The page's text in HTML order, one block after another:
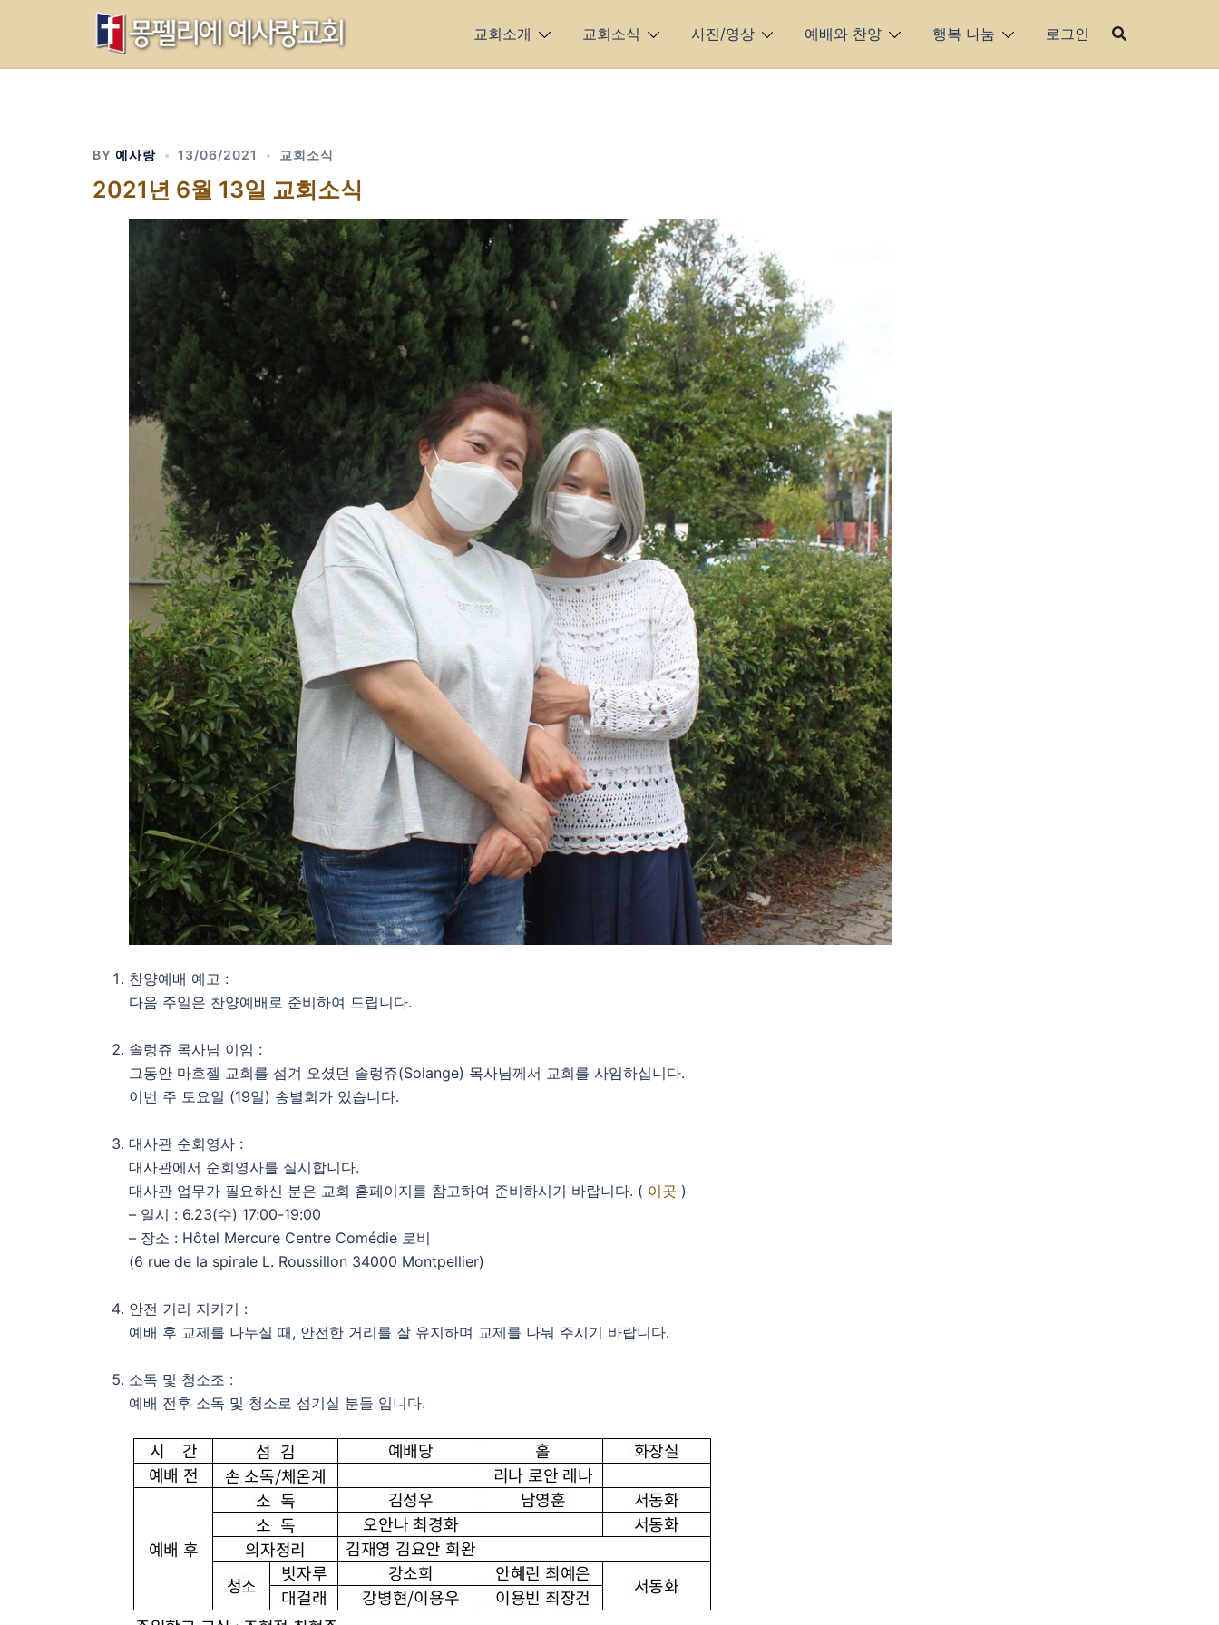
교회소개 교회소식 사진/영상 예배와 찬양 행복 나눔 로그인
BY 예사랑 13/06/2021 교회소식
2021년 6월 13일 교회소식
찬양예배 예고 :
다음 주일은 찬양예배로 준비하여 드립니다.
솔렁쥬 목사님 이임 :
그동안 마흐젤 교회를 섬겨 오셨던 솔렁쥬(Solange) 목사님께서 교회를 사임하십니다.
이번 주 토요일 (19일) 송별회가 있습니다.
대사관 순회영사 :
대사관에서 순회영사를 실시합니다.
대사관 업무가 필요하신 분은 교회 홈페이지를 참고하여 준비하시기 바랍니다. ( 이곳 )
– 일시 : 6.23(수) 17:00-19:00
– 장소 : Hôtel Mercure Centre Comédie 로비
(6 rue de la spirale L. Roussillon 34000 Montpellier)
안전 거리 지키기 :
예배 후 교제를 나누실 때, 안전한 거리를 잘 유지하며 교제를 나눠 주시기 바랍니다.
소독 및 청소조 :
예배 전후 소독 및 청소로 섬기실 분들 입니다.